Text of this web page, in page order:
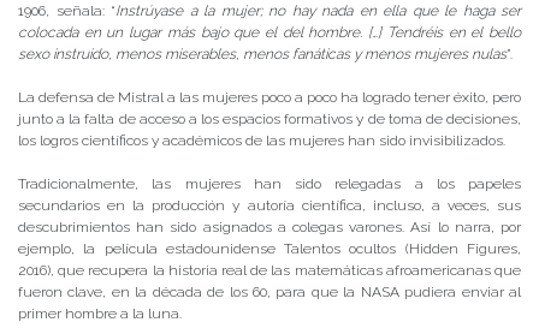
1906, señala: “Instrúyase a la mujer; no hay nada en ella que le haga ser
colocada en un lugar más bajo que el del hombre. […] Tendréis en el bello
sexo instruido, menos miserables, menos fanáticas y menos mujeres nulas”.
La defensa de Mistral a las mujeres poco a poco ha logrado tener éxito, pero
junto a la falta de acceso a los espacios formativos y de toma de decisiones,
los logros científicos y académicos de las mujeres han sido invisibilizados.
Tradicionalmente, las mujeres han sido relegadas a los papeles
secundarios en la producción y autoría científica, incluso, a veces, sus
descubrimientos han sido asignados a colegas varones. Así lo narra, por
ejemplo, la película estadounidense Talentos ocultos (Hidden Figures,
2016), que recupera la historia real de las matemáticas afroamericanas que
fueron clave, en la década de los 60, para que la NASA pudiera enviar al
primer hombre a la luna.